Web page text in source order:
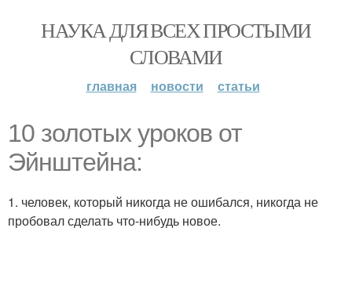
НАУКА ДЛЯ ВСЕХ ПРОСТЫМИ
СЛОВАМИ
главная новости статьи
10 золотых уроков от
Эйнштейна:
1. человек, который никогда не ошибался, никогда не
пробовал сделать что-нибудь новое.